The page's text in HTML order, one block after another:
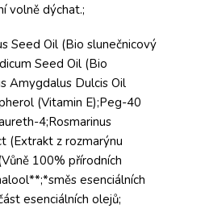
volně dýchat.;
Seed Oil (Bio slunečnicový
Seed Oil (Bio
Amygdalus Dulcis Oil
(Vitamin E);Peg-40
4;Rosmarinus
(Extrakt z rozmarýnu
100% přírodních
esenciálních
esenciálních olejů;